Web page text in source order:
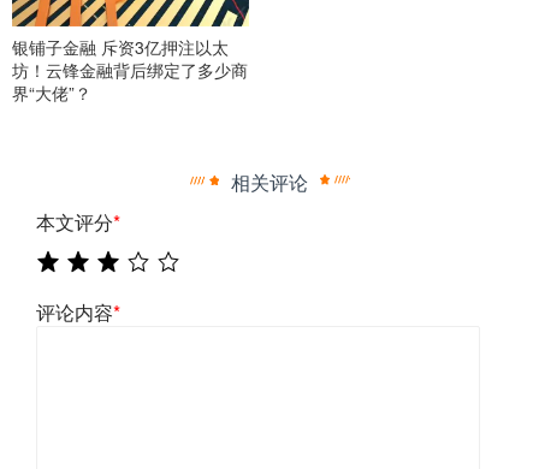
银铺子金融 斥资3亿押注以太
坊！云锋金融背后绑定了多少商
界“大佬”？
相关评论
本文评分*
评论内容*